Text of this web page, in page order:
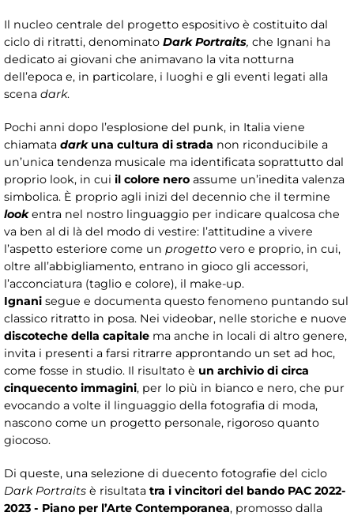
Il nucleo centrale del progetto espositivo è costituito dal
ciclo di ritratti, denominato Dark Portraits, che Ignani ha
dedicato ai giovani che animavano la vita notturna
dell’epoca e, in particolare, i luoghi e gli eventi legati alla
scena dark.
Pochi anni dopo l’esplosione del punk, in Italia viene
chiamata darkuna cultura di strada non riconducibile a
un’unica tendenza musicale ma identificata soprattutto dal
proprio look, in cui il colore nero assume un’inedita valenza
simbolica. È proprio agli inizi del decennio che il termine
lookentra nel nostro linguaggio per indicare qualcosa che
va ben al di là del modo di vestire: l’attitudine a vivere
l’aspetto esteriore come un progetto vero e proprio, in cui,
oltre all’abbigliamento, entrano in gioco gli accessori,
l’acconciatura (taglio e colore), il make-up.
Ignani segue e documenta questo fenomeno puntando sul
classico ritratto in posa. Nei videobar, nelle storiche e nuove
discoteche della capitale ma anche in locali di altro genere,
invita i presenti a farsi ritrarre approntando un set ad hoc,
come fosse in studio. Il risultato è un archivio di circa
cinquecento immagini, per lo più in bianco e nero, che pur
evocando a volte il linguaggio della fotografia di moda,
nascono come un progetto personale, rigoroso quanto
giocoso.
Di queste, una selezione di duecento fotografie del ciclo
Dark Portraits è risultata tra i vincitori del bando PAC 2022-
2023 - Piano per l’Arte Contemporanea, promosso dalla